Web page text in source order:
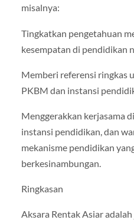
misalnya:
Tingkatkan pengetahuan
kesempatan di pendidikan
Memberi referensi ringkas
PKBM dan instansi
Menggerakkan kerjasama
instansi pendidikan, dan
mekanisme pendidikan
berkesinambungan.
Ringkasan
Aksara Rentak Asiar